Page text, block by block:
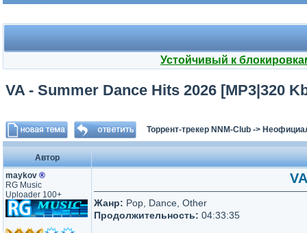
Устойчивый к
VA - Summer Dance Hits 2026 [MP3|320
Торрент-трекер NNM-Club ->
Автор
maykov ®
RG Music
Uploader 100+
Жанр: Pop, Dance, Other
Продолжительность: 04:33:35